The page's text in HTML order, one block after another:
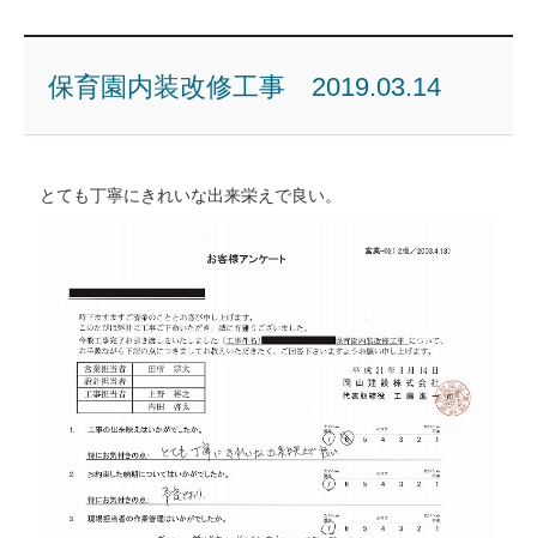
保育園内装改修工事 2019.03.14
とても丁寧にきれいな出来栄えで良い。